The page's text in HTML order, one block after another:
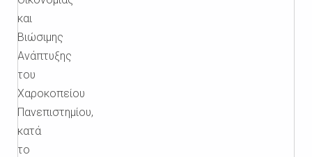
και
Βιώσιμης
Ανάπτυξης
του
Χαροκοπείου
Πανεπιστημίου,
κατά
το